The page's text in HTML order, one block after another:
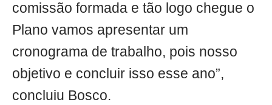
comissão formada e tão logo chegue o
Plano vamos apresentar um
cronograma de trabalho, pois nosso
objetivo e concluir isso esse ano”,
concluiu Bosco.